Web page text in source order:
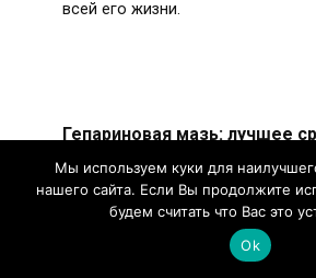
всей его жизни.
Гепариновая мазь: лучшее
синяков, ушибов и гематом
Механические травмы сложно
представить без синяков. В
гематомы доставляют минимум
Мы используем куки для
нашего сайта. Если Вы продолжите
будем считать что Вас это
Ok